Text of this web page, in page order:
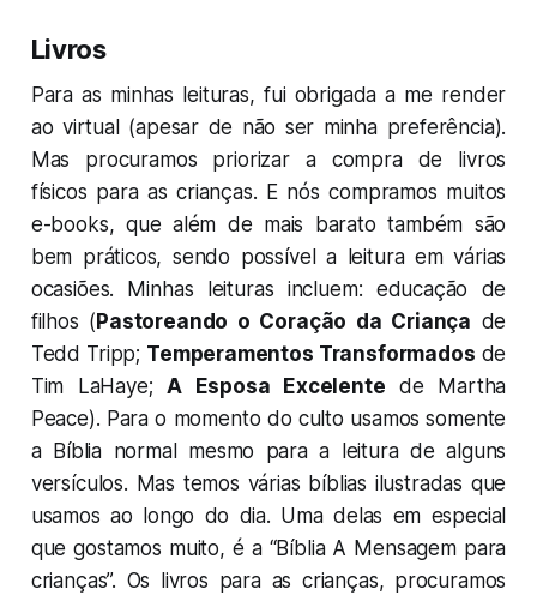
Livros
Para as minhas leituras, fui obrigada a me render
ao virtual (apesar de não ser minha preferência).
Mas procuramos priorizar a compra de livros
físicos para as crianças. E nós compramos muitos
e-books, que além de mais barato também são
bem práticos, sendo possível a leitura em várias
ocasiões. Minhas leituras incluem: educação de
filhos ( Pastoreando o Coração da Criança de
Tedd Tripp; Temperamentos Transformados de
Tim LaHaye;A Esposa Excelente de Martha
Peace). Para o momento do culto usamos somente
a Bíblia normal mesmo para a leitura de alguns
versículos. Mas temos várias bíblias ilustradas que
usamos ao longo do dia. Uma delas em especial
que gostamos muito, é a “Bíblia A Mensagem para
crianças”. Os livros para as crianças, procuramos